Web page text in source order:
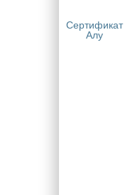
Сертификат
Алу